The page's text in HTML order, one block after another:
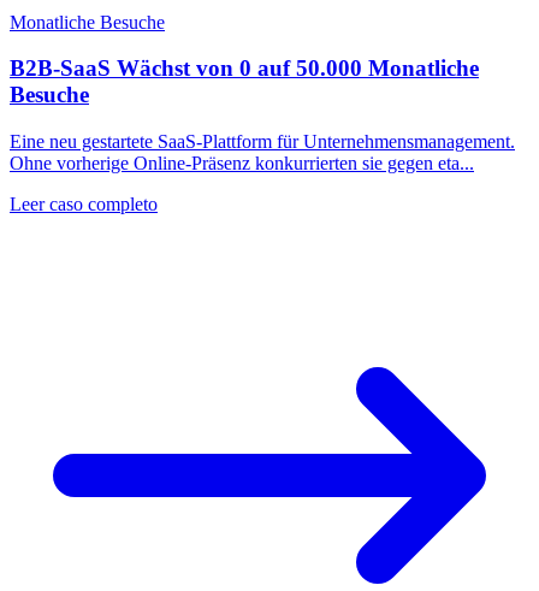
Monatliche Besuche
B2B-SaaS Wächst von 0 auf 50.000 Monatliche
Besuche
Eine neu gestartete SaaS-Plattform für Unternehmensmanagement.
Ohne vorherige Online-Präsenz konkurrierten sie gegen eta...
Leer caso completo